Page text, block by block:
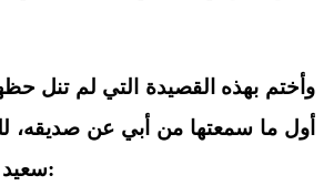
وأختم بهذه القصيدة
التي لم تنل
أول ما سمعتها من أبي عن صديقه،
سعيد: